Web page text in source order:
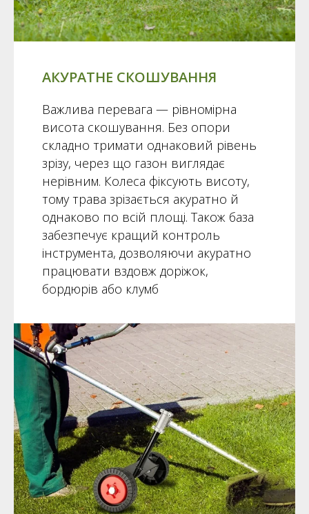
АКУРАТНЕ СКОШУВАННЯ
Важлива перевага — рівномірна
висота скошування. Без опори
складно тримати однаковий рівень
зрізу, через що газон виглядає
нерівним. Колеса фіксують висоту,
тому трава зрізається акуратно й
однаково по всій площі. Також база
забезпечує кращий контроль
інструмента, дозволяючи акуратно
працювати вздовж доріжок,
бордюрів або клумб